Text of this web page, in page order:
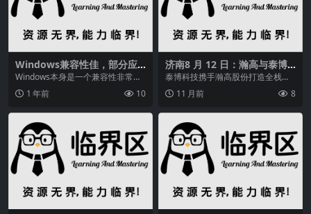
Windows兼容性佳，部分应
用设运行门槛，XP起有兼容性
标签页
Windows本身是一个兼容性非常好
的操作系统，从Win95到现在，绝
大部分PE...
1 年前 10
济南8 月 12 日：瀚高与泰博
携手，打造全栈国产化老年大
学信息化系统标杆
泰博科技携手瀚高股份打造全栈国
产化系统，重塑老年教育服务，守
护“银发”未来
11 月前 8